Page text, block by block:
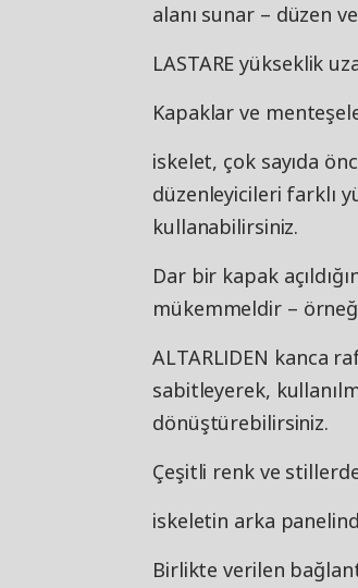
alanı sunar – düzen
LASTARE yükseklik
Kapaklar ve
iskelet, çok sayıda
düzenleyicileri farklı
kullanabilirsiniz.
Dar bir kapak
mükemmeldir –
ALTARLIDEN kanca
sabitleyerek,
dönüştürebilirsiniz.
Çeşitli renk ve
iskeletin arka
Birlikte verilen